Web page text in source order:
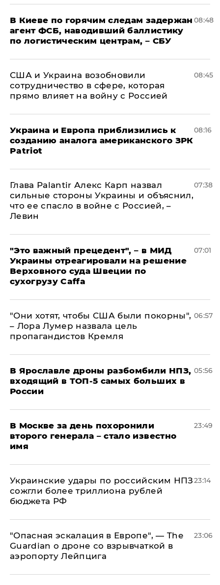
В Киеве по горячим следам задержан
агент ФСБ, наводивший баллистику
по логистическим центрам, – СБУ
08:48
США и Украина возобновили
сотрудничество в сфере, которая
прямо влияет на войну с Россией
08:45
Украина и Европа приблизились к
созданию аналога американского ЗРК
Patriot
08:16
Глава Palantir Алекс Карп назвал
сильные стороны Украины и объяснил,
что ее спасло в войне с Россией, –
Левин
07:38
"Это важный прецедент", – в МИД
Украины отреагировали на решение
Верховного суда Швеции по
сухогрузу Caffa
07:01
"Они хотят, чтобы США были покорны",
– Лора Лумер назвала цель
пропагандистов Кремля
06:57
В Ярославле дроны разбомбили НПЗ,
входящий в ТОП-5 самых больших в
России
05:56
В Москве за день похоронили
второго генерала – стало известно
имя
23:49
Украинские удары по российским НПЗ
сожгли более триллиона рублей
бюджета РФ
23:14
"Опасная эскалация в Европе", — The
Guardian о дроне со взрывчаткой в
аэропорту Лейпцига
23:06